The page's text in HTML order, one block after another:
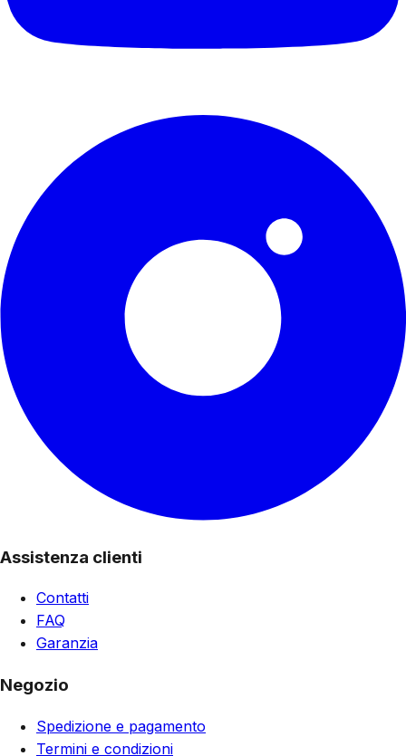
Assistenza clienti
Contatti
FAQ
Garanzia
Negozio
Spedizione e pagamento
Termini e condizioni